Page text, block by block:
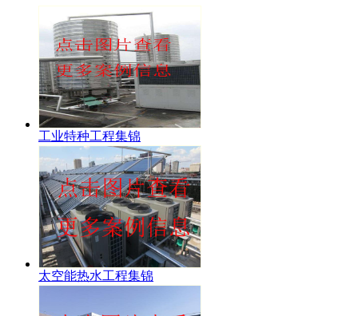
工业特种工程集锦
太空能热水工程集锦